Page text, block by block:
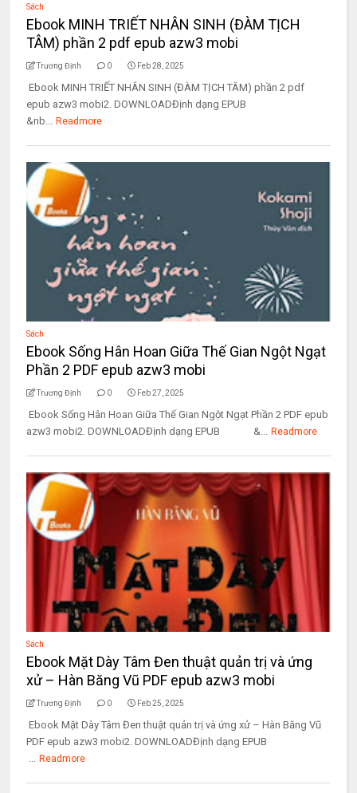
Sách
Ebook MINH TRIẾT NHÂN SINH (ĐÀM TỊCH
TÂM) phần 2 pdf epub azw3 mobi
Trương Định 0 Feb 28, 2025
Ebook MINH TRIẾT NHÂN SINH (ĐÀM TỊCH TÂM) phần 2 pdf
epub azw3 mobi2. DOWNLOADĐịnh dạng EPUB
&nb... Readmore
Sách
Ebook Sống Hân Hoan Giữa Thế Gian Ngột Ngạt
Phần 2 PDF epub azw3 mobi
Trương Định 0 Feb 27, 2025
Ebook Sống Hân Hoan Giữa Thế Gian Ngột Ngạt Phần 2 PDF epub
azw3 mobi2. DOWNLOADĐịnh dạng EPUB &... Readmore
Sách
Ebook Mặt Dày Tâm Đen thuật quản trị và ứng
xử – Hàn Băng Vũ PDF epub azw3 mobi
Trương Định 0 Feb 25, 2025
Ebook Mặt Dày Tâm Đen thuật quản trị và ứng xử – Hàn Băng Vũ
PDF epub azw3 mobi2. DOWNLOADĐịnh dạng EPUB
... Readmore